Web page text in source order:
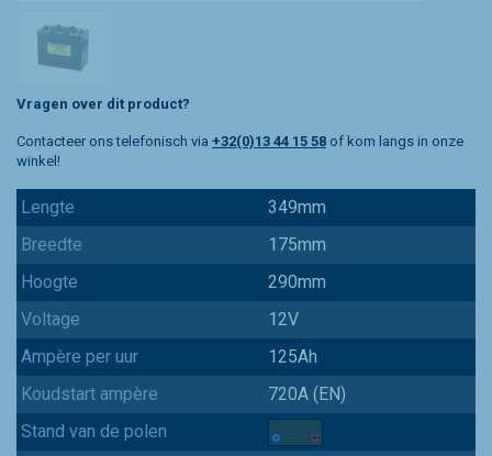
Vragen over dit product?
Contacteer ons telefonisch via +32(0)13 44 15 58 of kom langs in onze
winkel!
Lengte
349mm
Breedte
175mm
Hoogte
290mm
Voltage
12V
Ampère per uur
125Ah
Koudstart ampère
720A (EN)
Stand van de polen